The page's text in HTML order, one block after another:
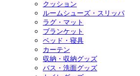
クッション
ルームシューズ・スリッパ
ラグ・マット
ブランケット
ベッド・寝具
カーテン
収納・収納グッズ
バス・洗面グッズ